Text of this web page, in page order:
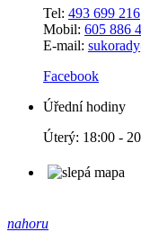
Tel: 493 699 216
Mobil: 605 886
E-mail:
Facebook
Úřední hodiny
Úterý: 18:00 -
nahoru